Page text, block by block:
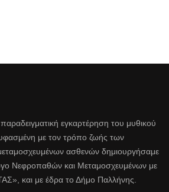
εγκαρτέρηση του μυθικού
με τον τρόπο ζωής των
ασθενών δημιουργήσαμε
Νεφροπαθών και Μεταμοσχευμένων με
και με έδρα το Δήμο Παλλήνης.